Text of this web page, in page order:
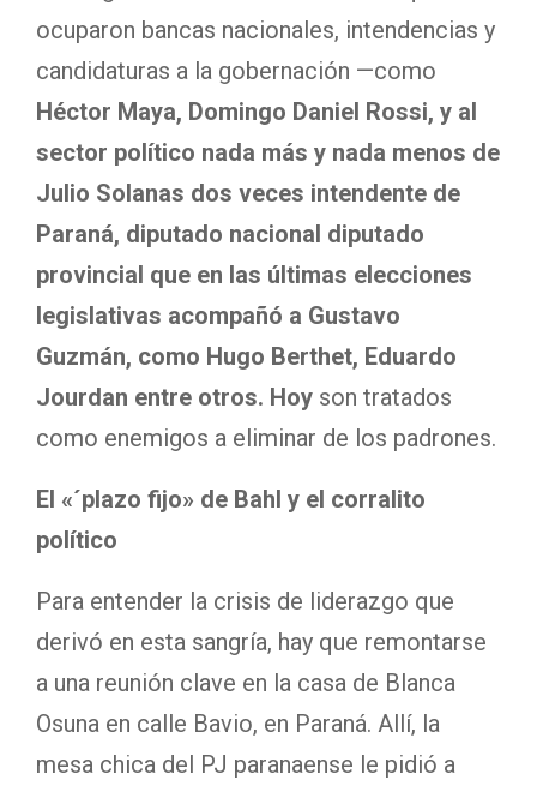
ocuparon bancas nacionales, intendencias y
candidaturas a la gobernación —como
Héctor Maya, Domingo Daniel Rossi, y al
sector político nada más y nada menos de
Julio Solanas dos veces intendente de
Paraná, diputado nacional diputado
provincial que en las últimas elecciones
legislativas acompañó a Gustavo
Guzmán, como Hugo Berthet, Eduardo
Jourdan entre otros. Hoy son tratados
como enemigos a eliminar de los padrones.
El «´plazo fijo» de Bahl y el corralito
político
Para entender la crisis de liderazgo que
derivó en esta sangría, hay que remontarse
a una reunión clave en la casa de Blanca
Osuna en calle Bavio, en Paraná. Allí, la
mesa chica del PJ paranaense le pidió a